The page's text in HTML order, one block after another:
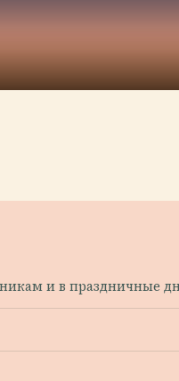
и в праздничные